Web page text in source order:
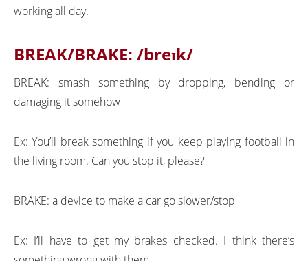
working all day.
BREAK/BRAKE: /breɪk/
BREAK: smash something by dropping, bending or
damaging it somehow
Ex: You’ll break something if you keep playing football in
the living room. Can you stop it, please?
BRAKE: a device to make a car go slower/stop
Ex: I’ll have to get my brakes checked. I think there’s